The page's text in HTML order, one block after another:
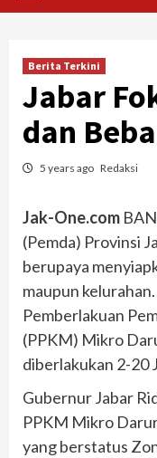
Berita Terkini
Jabar
dan
5 years ago Redaksi
Jak-One.com
(Pemda) Provinsi
berupaya
maupun
Pemberlakuan
(PPKM) Mikro
diberlakukan 2-20
Gubernur Jabar
PPKM Mikro
yang berstatus